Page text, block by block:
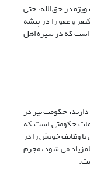
در حق الله، حتی
و عفو را در پیشه
است که در سیره اهل
،حکومت نیز در
حکومتی است که
وظایف خویش را در
زیاد می شود، مجرم